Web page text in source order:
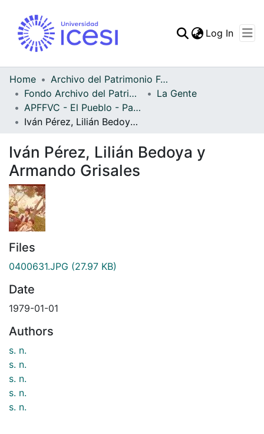
Statistics
Log In
Home
Archivo del Patrimonio Fotográfico y Fílmico del Valle del Cauca
Fondo Archivo del Patrimonio Fotográfico y Fílmico del Valle del Cauca
La Gente
APFFVC - El Pueblo - Patrimonial
Iván Pérez, Lilián Bedoya y Armando Grisales
Iván Pérez, Lilián Bedoya y
Armando Grisales
Files
0400631.JPG (27.97 KB)
Date
1979-01-01
Authors
s. n.
s. n.
s. n.
s. n.
s. n.